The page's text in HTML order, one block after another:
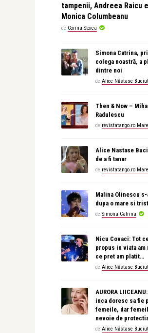
tampenii, Andreea Raicu
Monica Columbeanu
de Corina Stoica
Simona Catrina,
colega noastră, a
dintre noi
de Alice Năstase
Then & Now –
Radulescu
de revistatango.ro
Alice Nastase
de a fi tanar
de revistatango.ro
Malina Olinescu
dupa o mare si
de Simona Catrina
Nicu Covaci: Tot
propus in viata am
ce pret am platit…
de Alice Năstase
AURORA
inca doresc sa fie
femeile, dar
nevoie de
de Alice Năstase